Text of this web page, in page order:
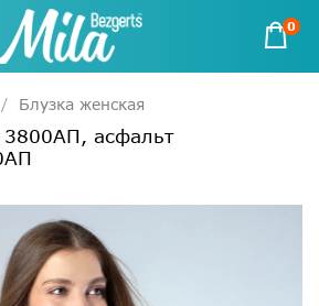
0
Блузка женская
3800АП, асфальт